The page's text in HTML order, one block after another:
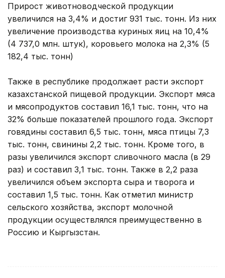
Прирост животноводческой продукции
увеличился на 3,4% и достиг 931 тыс. тонн. Из них
увеличение производства куриных яиц на 10,4%
(4 737,0 млн. штук), коровьего молока на 2,3% (5
182,4 тыс. тонн)
Также в республике продолжает расти экспорт
казахстанской пищевой продукции. Экспорт мяса
и мясопродуктов составил 16,1 тыс. тонн, что на
32% больше показателей прошлого года. Экспорт
говядины составил 6,5 тыс. тонн, мяса птицы 7,3
тыс. тонн, свинины 2,2 тыс. тонн. Кроме того, в
разы увеличился экспорт сливочного масла (в 29
раз) и составил 3,1 тыс. тонн. Также в 2,2 раза
увеличился объем экспорта сыра и творога и
составил 1,5 тыс. тонн. Как отметил министр
сельского хозяйства, экспорт молочной
продукции осуществлялся преимущественно в
Россию и Кыргызстан.